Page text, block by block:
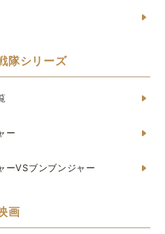
隊シリーズ
ー
ーVSブンブンジャー
画